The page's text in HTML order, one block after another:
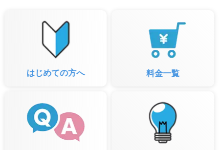
はじめての方へ 料金一覧